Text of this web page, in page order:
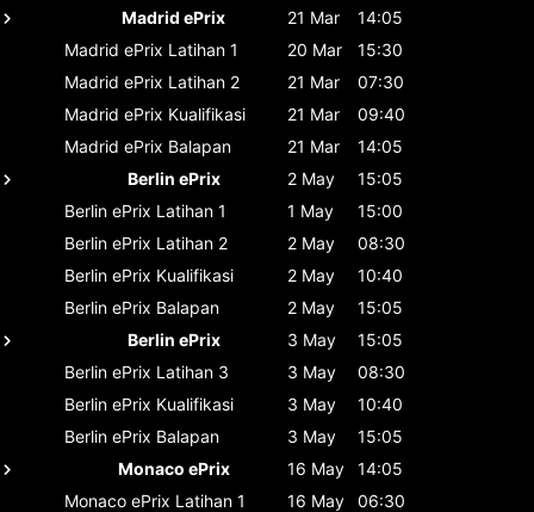
Madrid ePrix
21 Mar
14:05
Madrid ePrix Latihan 1 20 Mar
15:30
Madrid ePrix Latihan 2 21 Mar
07:30
Madrid ePrix Kualifikasi 21 Mar
09:40
Madrid ePrix Balapan 21 Mar
14:05
Berlin ePrix
2 May
15:05
Berlin ePrix Latihan 1 1 May
15:00
Berlin ePrix Latihan 2 2 May
08:30
Berlin ePrix Kualifikasi 2 May
10:40
Berlin ePrix Balapan 2 May
15:05
Berlin ePrix
3 May
15:05
Berlin ePrix Latihan 3 3 May
08:30
Berlin ePrix Kualifikasi 3 May
10:40
Berlin ePrix Balapan 3 May
15:05
Monaco ePrix
16 May
14:05
Monaco ePrix Latihan 1 16 May
06:30